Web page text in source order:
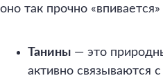
оно так прочно «впивается»
Танины — это
активно связываются